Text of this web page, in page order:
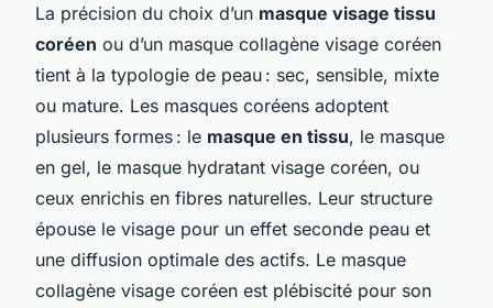
La précision du choix d’un masque visage tissu
coréen ou d’un masque collagène visage coréen
tient à la typologie de peau : sec, sensible, mixte
ou mature. Les masques coréens adoptent
plusieurs formes : le masque en tissu, le masque
en gel, le masque hydratant visage coréen, ou
ceux enrichis en fibres naturelles. Leur structure
épouse le visage pour un effet seconde peau et
une diffusion optimale des actifs. Le masque
collagène visage coréen est plébiscité pour son